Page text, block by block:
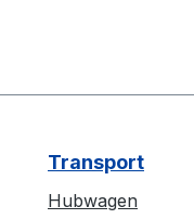
Transport
Hubwagen